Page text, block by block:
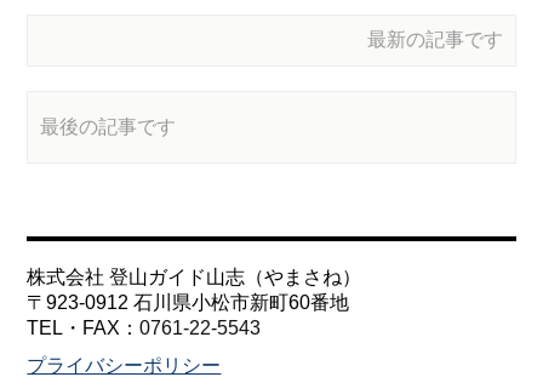
最新の記事です
最後の記事です
株式会社 登山ガイド山志（やまさね）
〒923-0912 石川県小松市新町60番地
TEL・FAX：0761-22-5543
プライバシーポリシー